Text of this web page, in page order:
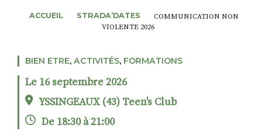
ALTER STRADA
ROSÉE DE MAI
ACCUEIL STRADA’DATES
COMMUNICATION NON
VIOLENTE 2026
BIEN ETRE, ACTIVITÉS, FORMATIONS
Le 16 septembre 2026
YSSINGEAUX (43) Teen's Club
De 18:30 à 21:00